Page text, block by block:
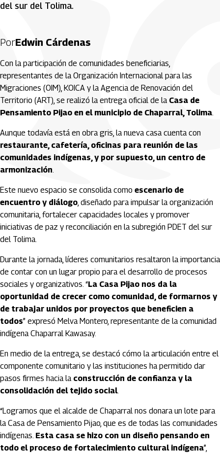
del sur del Tolima.
PorEdwin Cárdenas
Con la participación de comunidades beneficiarias,
representantes de la Organización Internacional para las
Migraciones (OIM), KOICA y la Agencia de Renovación del
Territorio (ART), se realizó la entrega oficial de laCasa de
Pensamiento Pijao en el municipio de Chaparral, Tolima.
Aunque todavía está en obra gris, la nueva casa cuenta con
restaurante, cafetería, oficinas para reunión de las
comunidades indígenas, y por supuesto, un centro de
armonización.
Este nuevo espacio se consolida como escenario de
encuentro y diálogo, diseñado para impulsar la organización
comunitaria, fortalecer capacidades locales y promover
iniciativas de paz y reconciliación en la subregión PDET del sur
del Tolima.
Durante la jornada, líderes comunitarios resaltaron la importancia
de contar con un lugar propio para el desarrollo de procesos
sociales y organizativos. “La Casa Pijao nos da la
oportunidad de crecer como comunidad, de formarnos y
de trabajar unidos por proyectos que beneficien a
todos” expresó Melva Montero, representante de la comunidad
indígena Chaparral Kawasay.
En medio de la entrega, se destacó cómo la articulación entre el
componente comunitario y las instituciones ha permitido dar
pasos firmes hacia la construcción de confianza y la
consolidación del tejido social.
“Logramos que el alcalde de Chaparral nos donara un lote para
la Casa de Pensamiento Pijao, que es de todas las comunidades
indígenas. Esta casa se hizo con un diseño pensando en
todo el proceso de fortalecimiento cultural indígena”,